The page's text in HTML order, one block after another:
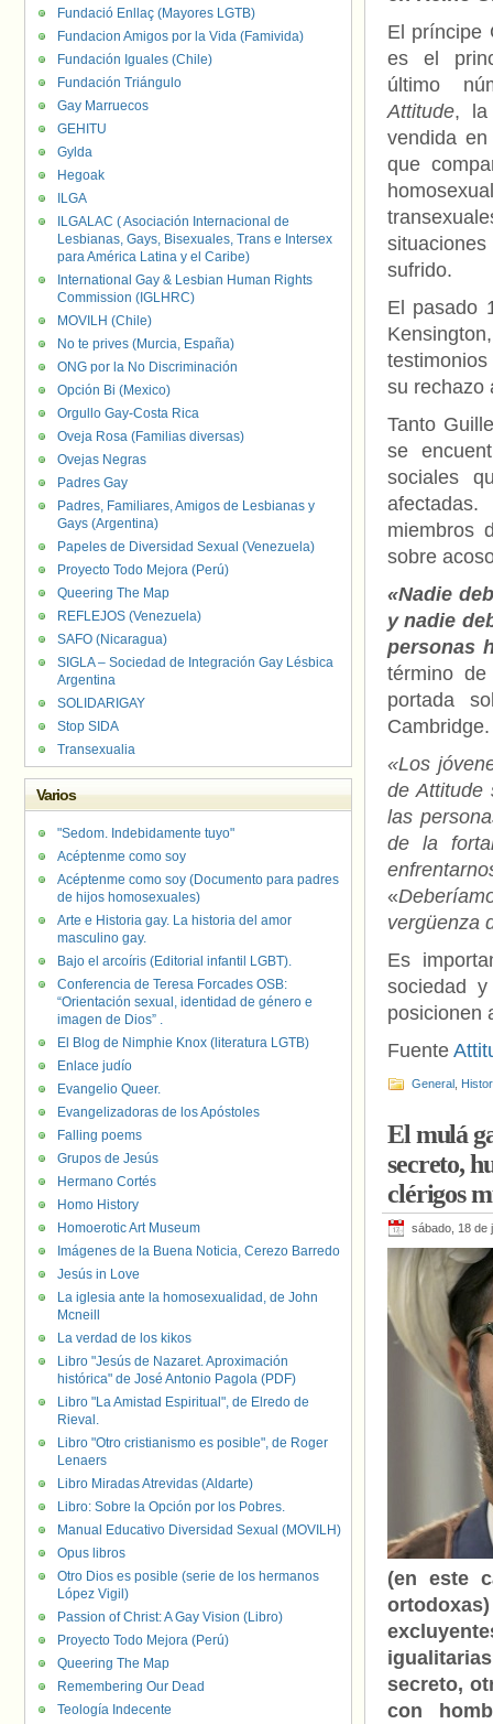
El príncipe
es el
último
Attitude, la
vendida
que
sufrido.
El pasado
su rechazo
Tanto
se
sociales
miembros
sobre
«Nadie
y nadie
personas
término
portada
Cambridge.
«Los
de Attitude
las
de la
«
vergüenza
Es
sociedad
posicionen
Fuente
General
El mulá
secreto,
clérigos
sábado, 18 de
(en este
secreto,
con
Fundació Enllaç (Mayores LGTB)
Fundacion Amigos por la Vida (Famivida)
Fundación Iguales (Chile)
Fundación Triángulo
Gay Marruecos
GEHITU
Gylda
Hegoak
ILGA
ILGALAC ( Asociación Internacional de
Lesbianas, Gays, Bisexuales, Trans e Intersex
para América Latina y el Caribe)
International Gay & Lesbian Human Rights
Commission (IGLHRC)
MOVILH (Chile)
No te prives (Murcia, España)
ONG por la No Discriminación
Opción Bi (Mexico)
Orgullo Gay-Costa Rica
Oveja Rosa (Familias diversas)
Ovejas Negras
Padres Gay
Padres, Familiares, Amigos de Lesbianas y
Gays (Argentina)
Papeles de Diversidad Sexual (Venezuela)
Proyecto Todo Mejora (Perú)
Queering The Map
REFLEJOS (Venezuela)
SAFO (Nicaragua)
SIGLA – Sociedad de Integración Gay Lésbica
Argentina
SOLIDARIGAY
Stop SIDA
Transexualia
Varios
"Sedom. Indebidamente tuyo"
Acéptenme como soy
Acéptenme como soy (Documento para padres
de hijos homosexuales)
Arte e Historia gay. La historia del amor
masculino gay.
Bajo el arcoíris (Editorial infantil LGBT).
Conferencia de Teresa Forcades OSB:
“Orientación sexual, identidad de género e
imagen de Dios” .
El Blog de Nimphie Knox (literatura LGTB)
Enlace judío
Evangelio Queer.
Evangelizadoras de los Apóstoles
Falling poems
Grupos de Jesús
Hermano Cortés
Homo History
Homoerotic Art Museum
Imágenes de la Buena Noticia, Cerezo Barredo
Jesús in Love
La iglesia ante la homosexualidad, de John
Mcneill
La verdad de los kikos
Libro "Jesús de Nazaret. Aproximación
histórica" de José Antonio Pagola (PDF)
Libro "La Amistad Espiritual", de Elredo de
Rieval.
Libro "Otro cristianismo es posible", de Roger
Lenaers
Libro Miradas Atrevidas (Aldarte)
Libro: Sobre la Opción por los Pobres.
Manual Educativo Diversidad Sexual (MOVILH)
Opus libros
Otro Dios es posible (serie de los hermanos
López Vigil)
Passion of Christ: A Gay Vision (Libro)
Proyecto Todo Mejora (Perú)
Queering The Map
Remembering Our Dead
Teología Indecente